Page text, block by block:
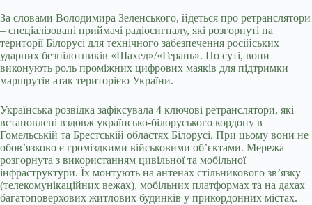
За словами Володимира Зеленського, йдеться про ретранслятори
– спеціалізовані приймачі радіосигналу, які розгорнуті на
території Білорусі для технічного забезпечення російських
ударних безпілотників «Шахед»/«Герань». По суті, вони
виконують роль проміжних цифрових маяків для підтримки
маршрутів атак територією України.
Українська розвідка зафіксувала 4 ключові ретранслятори, які
встановлені вздовж українсько-білоруського кордону в
Гомельській та Брестській областях Білорусі. При цьому вони не
обов’язково є громіздкими військовими об’єктами. Мережа
розгорнута з використанням цивільної та мобільної
інфраструктури. Їх монтують на антенах стільникового зв’язку
(телекомунікаційних вежах), мобільних платформах та на дахах
багатоповерхових житлових будинків у прикордонних містах.